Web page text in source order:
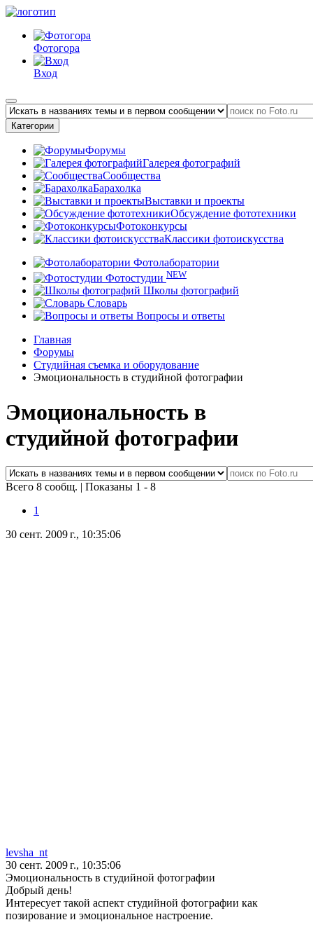
Фотогора
Вход
Категории
Форумы
Галерея фотографий
Сообщества
Барахолка
Выставки и проекты
Обсуждение фототехники
Фотоконкурсы
Классики фотоискусства
Фотолаборатории
Фотостудии NEW
Школы фотографий
Словарь
Вопросы и ответы
Главная
Форумы
Студийная съемка и оборудование
Эмоциональность в студийной фотографии
Эмоциональность в
студийной фотографии
Всего 8 сообщ. | Показаны 1 - 8
1
30 сент. 2009 г., 10:35:06
levsha_nt
30 сент. 2009 г., 10:35:06
Эмоциональность в студийной фотографии
Добрый день!
Интересует такой аспект студийной фотографии как
позирование и эмоциональное настроение.